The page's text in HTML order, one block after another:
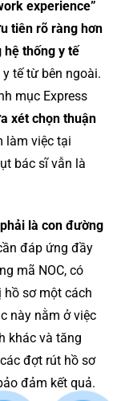
experience”
tiên rõ ràng hơn
hệ thống y tế
tế từ bên ngoài.
mục Express
xét chọn thuận
làm việc tại
bác sĩ vẫn là
là con đường
đáp ứng đầy
mã NOC, có
hồ sơ một cách
này nằm ở việc
khác và tăng
đợt rút hồ sơ
đảm kết quả.